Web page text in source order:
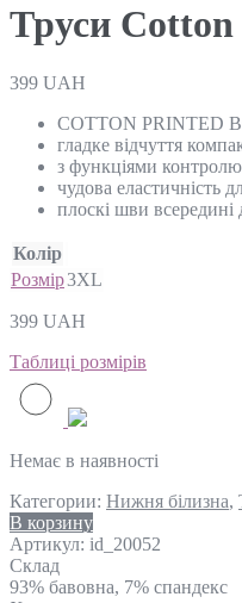
Труси
399 UAH
COTTON PRINTED
гладке відчуття
з функціями контролю
чудова еластичність
плоскі шви
Колір
Розмір3XL
399 UAH
Таблиці розмірів
Немає в наявності
Категории: Нижня білизна,
В корзину
Артикул: id_20052
Склад
93% бавовна, 7% спандекс